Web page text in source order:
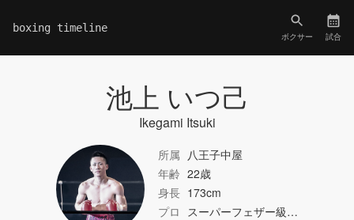
boxing timeline
ボクサー 試合
池上 いつ己
Ikegami Itsuki
所属 八王子中屋
年齢 22歳
身長 173cm
プロ スーパーフェザー級…